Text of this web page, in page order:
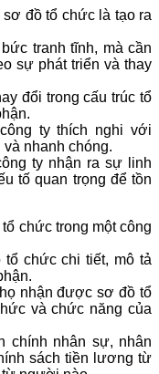
đồ tổ chức là tạo ra
tranh tĩnh, mà cần
sự phát triển và thay
đổi trong cấu trúc tổ
ty thích nghi với
nhanh chóng.
ty nhận ra sự linh
tố quan trọng để tồn
chức trong một công
chức chi tiết, mô tả
nhận được sơ đồ tổ
và chức năng của
chính nhân sự, nhân
sách tiền lương từ